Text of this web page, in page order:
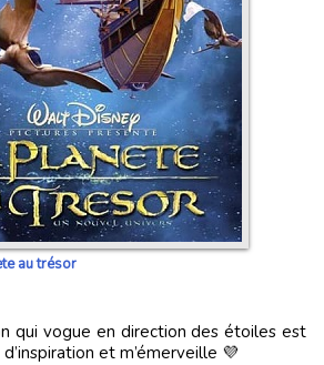
au trésor
qui vogue en direction des étoiles est
et m’émerveille 💜